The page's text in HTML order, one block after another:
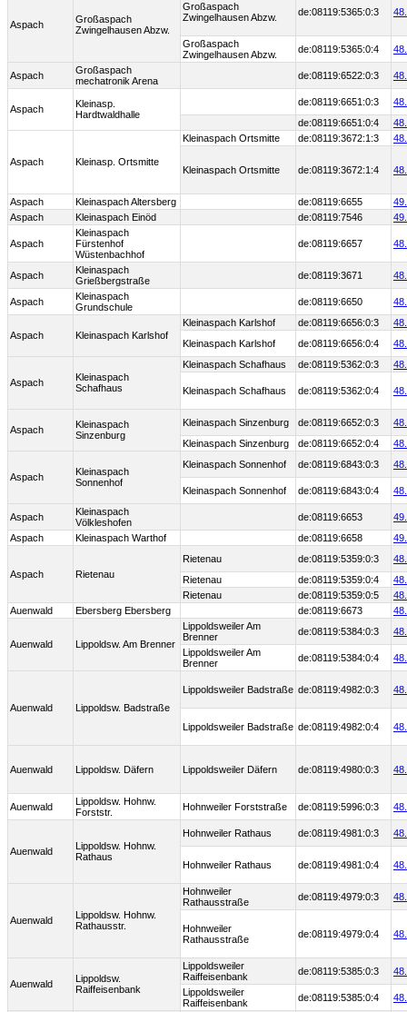
Aspach
Großaspach
Zwingelhausen Abzw.
Großaspach
Zwingelhausen Abzw.
de:08119:5365:0:3
Großaspach
Zwingelhausen Abzw.
de:08119:5365:0:4
Aspach
Großaspach
mechatronik Arena
de:08119:6522:0:3
Aspach
Kleinasp.
Hardtwaldhalle
de:08119:6651:0:3
de:08119:6651:0:4
Aspach Kleinasp. Ortsmitte
Kleinaspach Ortsmitte de:08119:3672:1:3
Kleinaspach Ortsmitte de:08119:3672:1:4
Aspach Kleinaspach Altersberg de:08119:6655
Aspach
Kleinaspach Einöd de:08119:7546
Aspach
Kleinaspach
Fürstenhof
Wüstenbachhof
de:08119:6657
Aspach
Kleinaspach
Grießbergstraße
de:08119:3671
Aspach
Kleinaspach
Grundschule
de:08119:6650
Aspach Kleinaspach Karlshof
Kleinaspach Karlshof de:08119:6656:0:3
Kleinaspach Karlshof
de:08119:6656:0:4
Aspach
Kleinaspach
Schafhaus
Kleinaspach Schafhaus de:08119:5362:0:3
Kleinaspach Schafhaus de:08119:5362:0:4
Aspach
Kleinaspach
Sinzenburg
Kleinaspach Sinzenburg de:08119:6652:0:3
Kleinaspach Sinzenburg
de:08119:6652:0:4
Aspach
Kleinaspach
Sonnenhof
Kleinaspach Sonnenhof de:08119:6843:0:3
Kleinaspach Sonnenhof de:08119:6843:0:4
Aspach
Kleinaspach
Völkleshofen
de:08119:6653
Aspach
Kleinaspach Warthof de:08119:6658
Aspach Rietenau
Rietenau de:08119:5359:0:3
Rietenau
de:08119:5359:0:4
Rietenau
de:08119:5359:0:5
Auenwald
Ebersberg Ebersberg de:08119:6673
Auenwald Lippoldsw. Am Brenner
Lippoldsweiler Am
Brenner
de:08119:5384:0:3
Lippoldsweiler Am
Brenner
de:08119:5384:0:4
Auenwald Lippoldsw. Badstraße
Lippoldsweiler Badstraße de:08119:4982:0:3
Lippoldsweiler Badstraße de:08119:4982:0:4
Auenwald Lippoldsw. Däfern Lippoldsweiler Däfern de:08119:4980:0:3
Auenwald
Lippoldsw. Hohnw.
Forststr.
Hohnweiler Forststraße de:08119:5996:0:3
Auenwald
Lippoldsw. Hohnw.
Rathaus
Hohnweiler Rathaus de:08119:4981:0:3
Hohnweiler Rathaus de:08119:4981:0:4
Auenwald
Lippoldsw. Hohnw.
Rathausstr.
Hohnweiler
Rathausstraße
de:08119:4979:0:3
Hohnweiler
Rathausstraße
de:08119:4979:0:4
Auenwald
Lippoldsw.
Raiffeisenbank
Lippoldsweiler
Raiffeisenbank
de:08119:5385:0:3
Lippoldsweiler
Raiffeisenbank
de:08119:5385:0:4